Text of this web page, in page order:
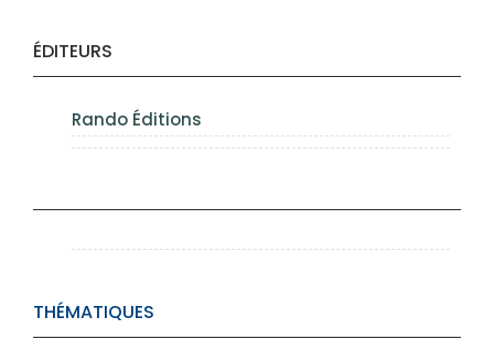
ÉDITEURS
Rando Éditions
THÉMATIQUES